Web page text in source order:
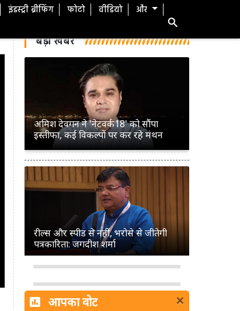
इंडस्ट्री ब्रीफिंग फोटो वीडियो और
बड़ी खबरें
अमिश देवगन ने 'नेटवर्क18' को सौंपा
इस्तीफा, कई विकल्पों पर कर रहे मंथन
रील्स और स्पीड से नहीं, भरोसे से जीतेगी
पत्रकारिता: जगदीश शर्मा
आपका वोट ×